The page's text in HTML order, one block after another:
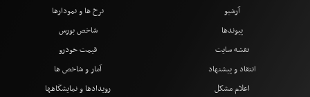
آرشیو
پیوندها
نقشه سایت
انتقاد و پیشنهاد
اعلام مشکل
نرخ ها و نمودارها
شاخص بورس
قیمت خودرو
آمار و شاخص ها
رویدادها و نمایشگاهها